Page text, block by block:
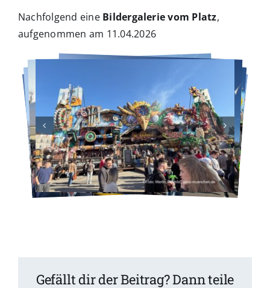
Nachfolgend eine Bildergalerie vom Platz,
aufgenommen am 11.04.2026
Gefällt dir der Beitrag? Dann teile